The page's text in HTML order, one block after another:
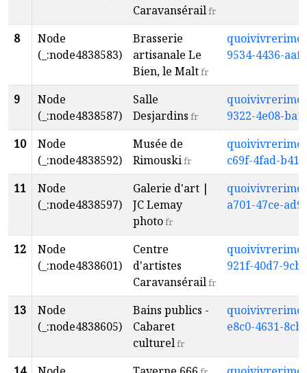
Caravansérailfr
8
Node
(_:node4838583)
Brasserie
artisanale Le
Bien, le Maltfr
9534-4436-
9
Node
(_:node4838587)
Salle
Desjardins fr
9322-4e08-
10
Node
(_:node4838592)
Musée de
Rimouskifr
c69f-4fad-
11
Node
(_:node4838597)
Galerie d'art |
JC Lemay
photofr
a701-47ce-
12
Node
(_:node4838601)
Centre
d'artistes
Caravansérailfr
921f-40d7-
13
Node
(_:node4838605)
Bains publics -
Cabaret
culturelfr
e8c0-4631-